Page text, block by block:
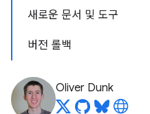
새로운 문서 및 도구
버전 롤백
Oliver Dunk